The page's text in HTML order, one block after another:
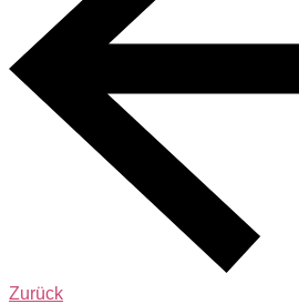
Zurück